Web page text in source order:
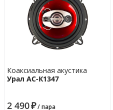
Коаксиальная акустика
Урал АС-К1347
2 490₽/ пара